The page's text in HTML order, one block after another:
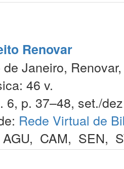
Renovar
Janeiro,
46 v.
6, p. 37–48, set./
Rede Virtual de
AGU, CAM, SEN,